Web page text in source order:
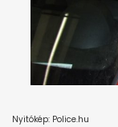
Nyitókép: Police.hu